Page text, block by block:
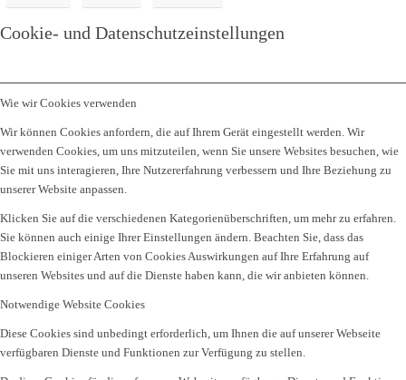
Cookie- und Datenschutzeinstellungen
Wie wir Cookies verwenden
Wir können Cookies anfordern, die auf Ihrem Gerät eingestellt werden. Wir
verwenden Cookies, um uns mitzuteilen, wenn Sie unsere Websites besuchen, wie
Sie mit uns interagieren, Ihre Nutzererfahrung verbessern und Ihre Beziehung zu
unserer Website anpassen.
Klicken Sie auf die verschiedenen Kategorienüberschriften, um mehr zu erfahren.
Sie können auch einige Ihrer Einstellungen ändern. Beachten Sie, dass das
Blockieren einiger Arten von Cookies Auswirkungen auf Ihre Erfahrung auf
unseren Websites und auf die Dienste haben kann, die wir anbieten können.
Notwendige Website Cookies
Diese Cookies sind unbedingt erforderlich, um Ihnen die auf unserer Webseite
verfügbaren Dienste und Funktionen zur Verfügung zu stellen.